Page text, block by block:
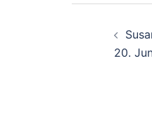
20.